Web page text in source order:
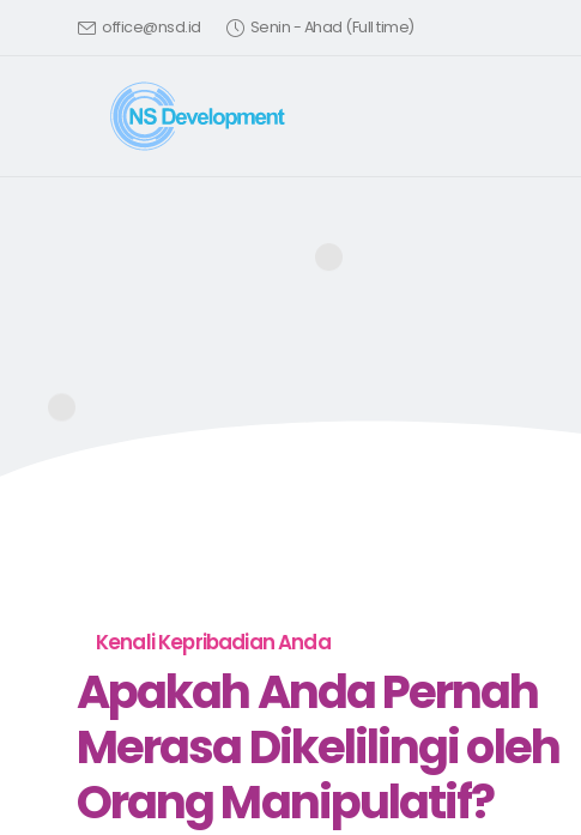
office@nsd.id Senin - Ahad (Full time)
Kenali Kepribadian Anda
Apakah Anda Pernah
Merasa Dikelilingi oleh
Orang Manipulatif?